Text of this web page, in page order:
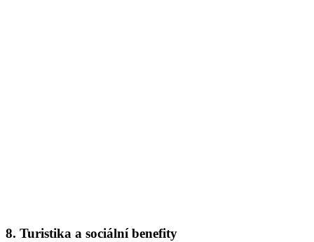
8. Turistika a sociální benefity